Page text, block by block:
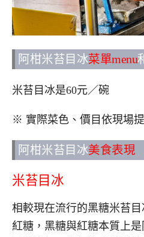
阿柑米苔目冰菜單menu
米苔目冰是60元／碗
※ 實際菜色、價目依現場
阿柑米苔目冰美食表現
米苔目冰
相較現在流行的黑糖米苔
紅糖，黑糖與紅糖本質上